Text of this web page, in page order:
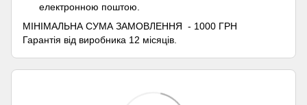
електронною поштою.
МІНІМАЛЬНА СУМА ЗАМОВЛЕННЯ - 1000 ГРН
Гарантія від виробника 12 місяців.